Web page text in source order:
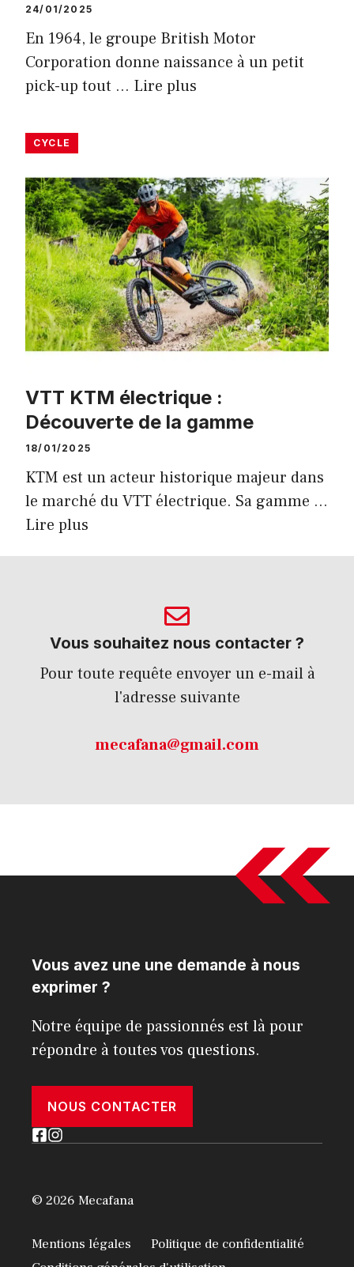
24/01/2025
En 1964, le groupe British Motor
Corporation donne naissance à un petit
pick-up tout … Lire plus
CYCLE
VTT KTM électrique :
Découverte de la gamme
18/01/2025
KTM est un acteur historique majeur dans
le marché du VTT électrique. Sa gamme …
Lire plus
Vous souhaitez nous contacter ?
Pour toute requête envoyer un e-mail à
l'adresse suivante
mecafana@gmail.com
Vous avez une une demande à nous
exprimer ?
Notre équipe de passionnés est là pour
répondre à toutes vos questions.
NOUS CONTACTER
© 2026 Mecafana
Mentions légales
Politique de confidentialité